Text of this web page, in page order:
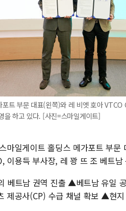
트 부문 대표(왼쪽)와 레 비엣 호아
을 하고 있다. [사진=스마일게이트]
마일게이트 홀딩스 메가포트 부
이용득 부사장, 레 꽝 뜨 조 베트
베트남 권역 진출 ▲베트남 유일
제공사(CP) 수급 채널 확보 ▲현